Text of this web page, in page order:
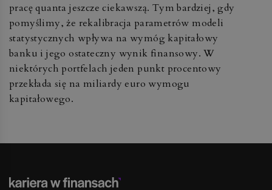
pracę quanta jeszcze ciekawszą. Tym bardziej, gdy
pomyślimy, że rekalibracja parametrów modeli
statystycznych wpływa na wymóg kapitałowy
banku i jego ostateczny wynik finansowy. W
niektórych portfelach jeden punkt procentowy
przekłada się na miliardy euro wymogu
kapitałowego.